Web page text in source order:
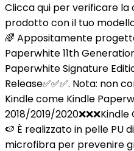
Clicca qui per verificare
prodotto con il tuo
🌈 Appositamente
Paperwhite 11th
Paperwhite Signature
Release✅✅✅. Nota: non
Kindle come Kindle
2018/2019/2020❌❌❌Kindle
🍉 È realizzato in pelle PU
microfibra per prevenire